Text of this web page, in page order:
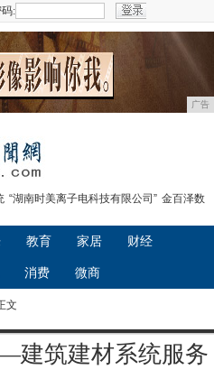
:
广告
“湖南时美离子电科技有限公司” 金百泽数
教育 家居 财经
消费 微商
文
建筑建材系统服务